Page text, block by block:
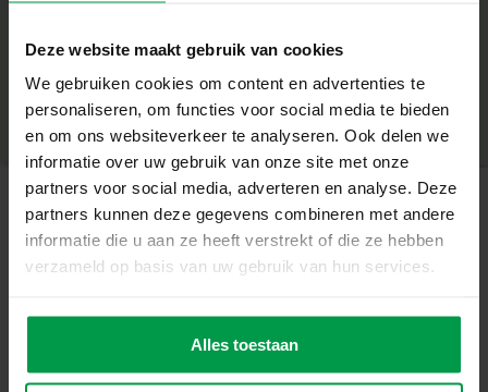
Deze website maakt gebruik van cookies
We gebruiken cookies om content en advertenties te
personaliseren, om functies voor social media te bieden
en om ons websiteverkeer te analyseren. Ook delen we
informatie over uw gebruik van onze site met onze
partners voor social media, adverteren en analyse. Deze
partners kunnen deze gegevens combineren met andere
informatie die u aan ze heeft verstrekt of die ze hebben
verzameld op basis van uw gebruik van hun services.
Alles toestaan
Ontdek en experimenteer met 4 verschillende technieken
om je eigen unieke (tijdelijke) tattoos te maken
Maak prachtige metallic tattoos met de zelfklevende
figuren en het rub-on folie
Combineer de tattoos met diamanten en glitterpoeder
voor een schitterend resultaat
5 verschillende kleuren glitter tattoo-gelpennen voor
Ideaal om samen met vrienden te gebruiken, laat jullie
fantasie de vrije loop!
Productnummer|
25144
Deel dit product
Gerelateerde producten
Nagel Studio
Minimale